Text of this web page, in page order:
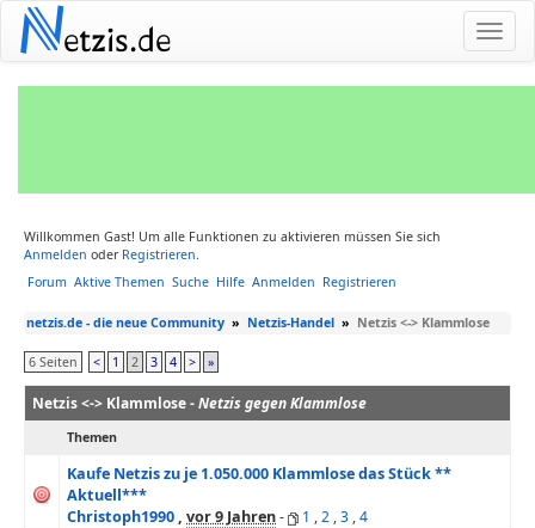
Netzis.de
Willkommen Gast! Um alle Funktionen zu aktivieren müssen Sie sich
Anmelden oder Registrieren.
Forum Aktive Themen Suche Hilfe Anmelden Registrieren
netzis.de - die neue Community » Netzis-Handel » Netzis <-> Klammlose
6 Seiten < 1 2 3 4 > »
Netzis <-> Klammlose -Netzis gegen Klammlose
Themen
Kaufe Netzis zu je 1.050.000 Klammlose das Stück **
Aktuell***
Christoph1990 , vor 9 Jahren- 1 ,2 ,3 ,4